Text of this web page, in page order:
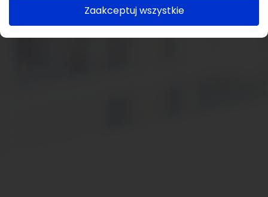
Zaakceptuj wszystkie